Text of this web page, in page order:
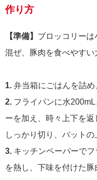
作り方
【準備】 ブロッコリー
混ぜ、豚肉を食べやすい
1. 弁当箱にごはんを詰め
2. フライパンに水
ーを加え、時々上下を
しっかり切り、バットの
3. キッチンペーパーで
を熱し、下味を付けた